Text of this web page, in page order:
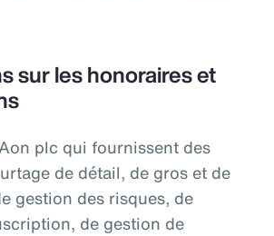
sur les honoraires et
plc qui fournissent des
de détail, de gros et de
gestion des risques, de
de gestion de